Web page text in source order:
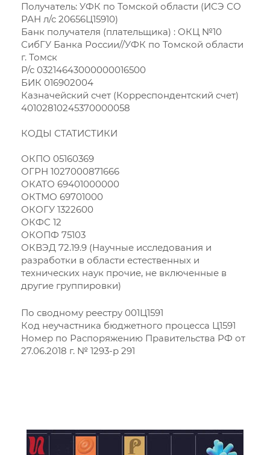
Получатель: УФК по Томской области (ИСЭ СО
РАН л/с 20656Ц15910)
Банк получателя (плательщика) : ОКЦ №10
СибГУ Банка России//УФК по Томской области
г. Томск
Р/с 03214643000000016500
БИК 016902004
Казначейский счет (Корреспондентский счет)
40102810245370000058
КОДЫ СТАТИСТИКИ
ОКПО 05160369
ОГРН 1027000871666
ОКАТО 69401000000
ОКТМО 69701000
ОКОГУ 1322600
ОКФС 12
ОКОПФ 75103
ОКВЭД 72.19.9 (Научные исследования и
разработки в области естественных и
технических наук прочие, не включенные в
другие группировки)
По сводному реестру 001Ц1591
Код неучастника бюджетного процесса Ц1591
Номер по Распоряжению Правительства РФ от
27.06.2018 г. № 1293-р 291